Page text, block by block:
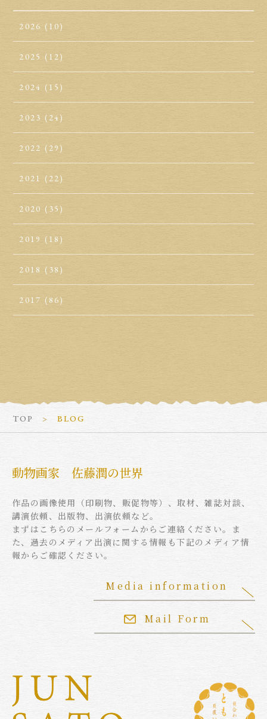
2026 (10)
2025 (12)
2024 (15)
2023 (24)
2022 (29)
2021 (22)
2020 (35)
2019 (18)
2018 (38)
2017 (86)
TOP BLOG
動物画家 佐藤潤の世界
作品の画像使用（印刷物、販促物等）、取材、雑誌対談、
講演依頼、出版物、出演依頼など。
まずはこちらのメールフォームからご連絡ください。ま
た、過去のメディア出演に関する情報も下記のメディア情
報からご確認ください。
Mail Form
Media information